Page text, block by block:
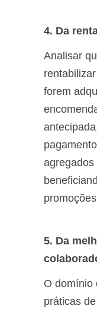
4. Da
Analisar
forem
agregados
5. Da
O domínio
práticas